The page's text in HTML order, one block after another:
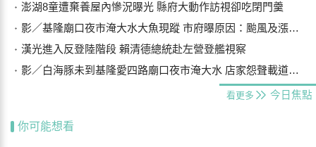
澎湖8童遭棄養屋內慘況曝光 縣府大動作訪視卻吃閉門羹
影／基隆廟口夜市淹大水大魚現蹤 市府曝原因：颱風及漲潮海水倒灌
漢光進入反登陸階段 賴清德總統赴左營登艦視察
影／白海豚未到基隆愛四路廟口夜市淹大水 店家怨聲載道…封路排水
看更多 今日焦點
你可能想看